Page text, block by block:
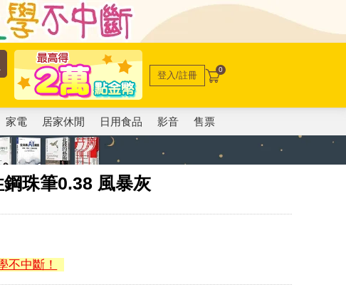
登入/註冊 0
家電 居家休閒 日用食品 影音 售票
珠筆0.38 風暴灰
不中斷！